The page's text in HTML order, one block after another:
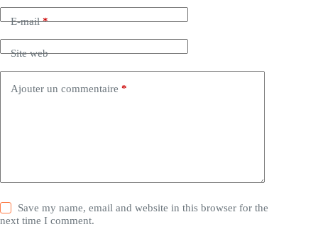
E-mail*
Site web
Ajouter un commentaire *
Save my name, email and website in this browser for the
next time I comment.